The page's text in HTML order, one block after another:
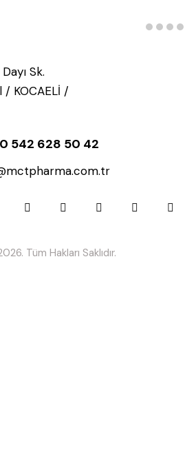
Sk.
/ KOCAELİ /
542 628 50 42
Tüm Hakları Saklıdır.